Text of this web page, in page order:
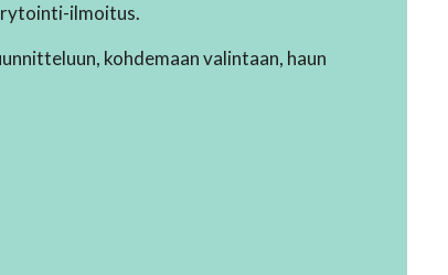
ilmoitus.
kohdemaan valintaan, haun